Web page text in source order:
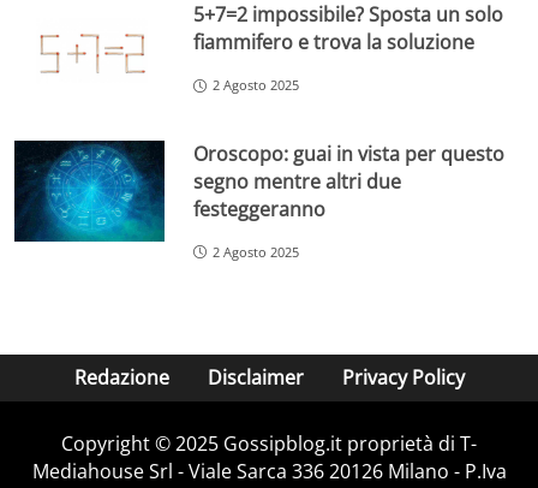
5+7=2 impossibile? Sposta un solo
fiammifero e trova la soluzione
2 Agosto 2025
Oroscopo: guai in vista per questo
segno mentre altri due
festeggeranno
2 Agosto 2025
Redazione Disclaimer Privacy Policy
Copyright © 2025 Gossipblog.it proprietà di T-
Mediahouse Srl - Viale Sarca 336 20126 Milano - P.Iva